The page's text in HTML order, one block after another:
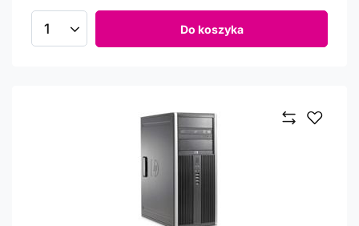
Ilość produktów Do koszyka